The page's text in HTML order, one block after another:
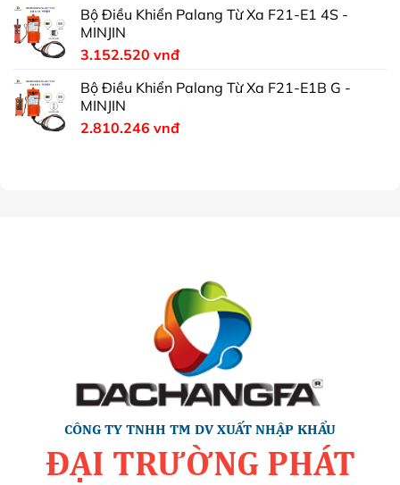
Bộ Điều Khiển Palang Từ Xa F21-E1 4S -
MINJIN
3.152.520 vnđ
Bộ Điều Khiển Palang Từ Xa F21-E1B G -
MINJIN
2.810.246 vnđ
CÔNG TY TNHH TM DV XUẤT NHẬP KHẨU
ĐẠI TRƯỜNG PHÁT